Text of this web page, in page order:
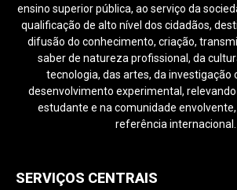
ensino superior pública, ao serviço da
qualificação de alto nível dos cidadãos,
difusão do conhecimento, criação,
saber de natureza profissional, da
tecnologia, das artes, da investigação
desenvolvimento experimental,
estudante e na comunidade
referência internacional.
SERVIÇOS CENTRAIS